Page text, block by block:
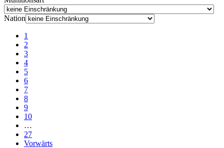
Nation
1
2
3
4
5
6
7
8
9
10
…
27
Vorwärts